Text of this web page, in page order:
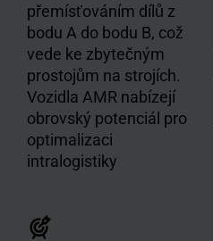
přemísťováním dílů z
bodu A do bodu B, což
vede ke zbytečným
prostojům na strojích.
Vozidla AMR nabízejí
obrovský potenciál pro
optimalizaci
intralogistiky